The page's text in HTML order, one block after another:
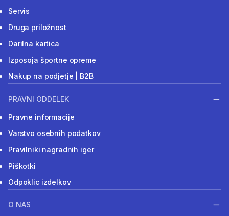
Servis
Druga priložnost
Darilna kartica
Izposoja športne opreme
Nakup na podjetje | B2B
PRAVNI ODDELEK
Pravne informacije
Varstvo osebnih podatkov
Pravilniki nagradnih iger
Piškotki
Odpoklic izdelkov
O NAS